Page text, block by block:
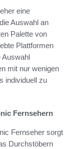
eine
Auswahl an
Palette von
Plattformen
Auswahl
mit nur wenigen
individuell zu
Fernsehern
Fernseher sorgt
Durchstöbern